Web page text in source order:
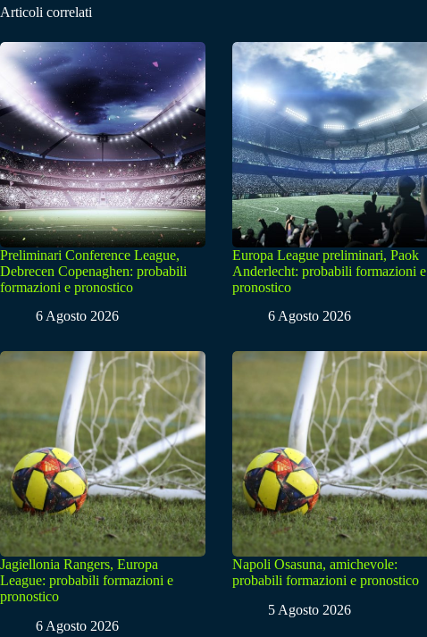
Articoli correlati
Preliminari Conference League,
Debrecen Copenaghen: probabili
formazioni e pronostico
6 Agosto 2026
Europa League preliminari, Paok
Anderlecht: probabili formazioni e
pronostico
6 Agosto 2026
Jagiellonia Rangers, Europa
League: probabili formazioni e
pronostico
6 Agosto 2026
Napoli Osasuna, amichevole:
probabili formazioni e pronostico
5 Agosto 2026